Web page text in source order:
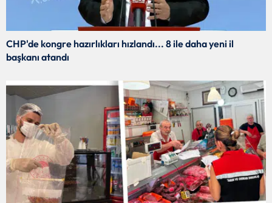
CHP'de kongre hazırlıkları hızlandı... 8 ile daha yeni il
başkanı atandı